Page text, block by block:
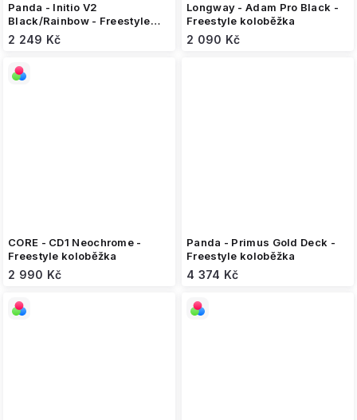
Panda - Initio V2
Black/Rainbow - Freestyle
koloběžka
2 249 Kč
Longway - Adam Pro Black -
Freestyle koloběžka
2 090 Kč
CORE - CD1 Neochrome -
Freestyle koloběžka
2 990 Kč
Panda - Primus Gold Deck -
Freestyle koloběžka
4 374 Kč